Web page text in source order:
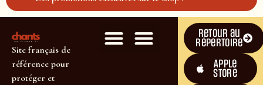
Site français de
référence pour
protéger et
Retour au
répertoire
Apple
Store